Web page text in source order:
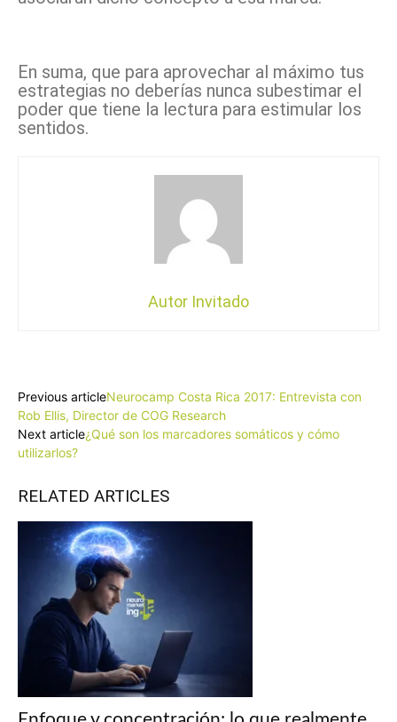
En suma, que para aprovechar al máximo tus
estrategias no deberías nunca subestimar el
poder que tiene la lectura para estimular los
sentidos.
Autor Invitado
Previous articleNeurocamp Costa Rica 2017: Entrevista con
Rob Ellis, Director de COG Research
Next article¿Qué son los marcadores somáticos y cómo
utilizarlos?
RELATED ARTICLES